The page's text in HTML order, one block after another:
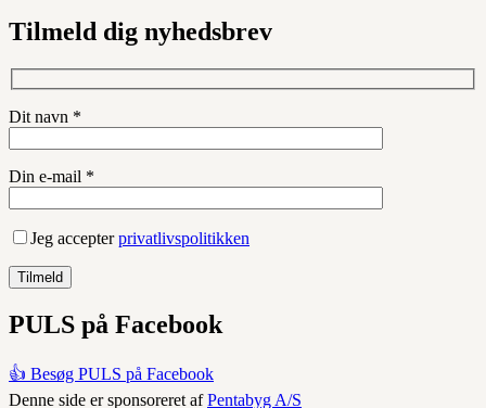
Tilmeld dig nyhedsbrev
Dit navn *
Din e-mail *
Jeg accepterprivatlivspolitikken
PULS på Facebook
👍 Besøg PULS på Facebook
Denne side er sponsoreret afPentabyg A/S